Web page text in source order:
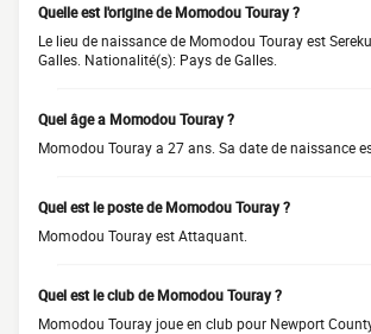
Quelle est l'origine de Momodou Touray ?
Le lieu de naissance de Momodou Touray est
Galles. Nationalité(s): Pays de Galles.
Quel âge a Momodou Touray ?
Momodou Touray a 27 ans. Sa date de naissance
Quel est le poste de Momodou Touray ?
Momodou Touray est Attaquant.
Quel est le club de Momodou Touray ?
Momodou Touray joue en club pour Newport